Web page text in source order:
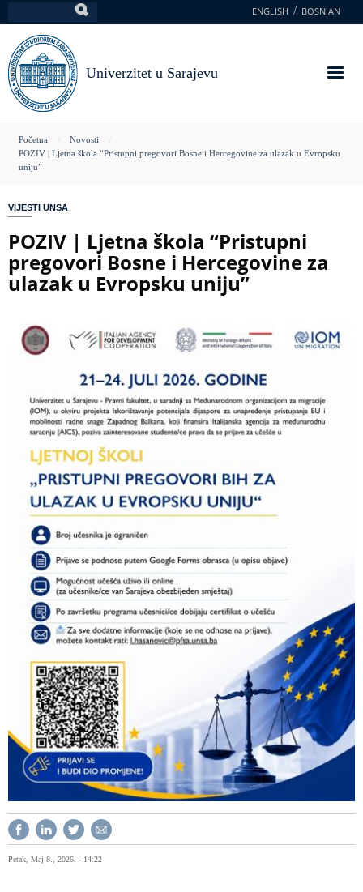
na
glavni
sadržaj
ENGLISH BOSNIAN
Univerzitet u Sarajevu
You
are
Početna
Novosti
POZIV | Ljetna škola “Pristupni pregovori Bosne i Hercegovine za ulazak u Evropsku
uniju”
VIJESTI UNSA
POZIV | Ljetna škola “Pristupni
pregovori Bosne i Hercegovine za
ulazak u Evropsku uniju”
Petak, Maj 8., 2026. - 14:22